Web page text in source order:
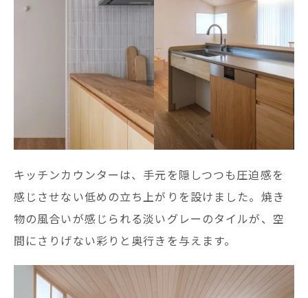
キッチンカウンターは、手元を隠しつつも圧迫感を
感じさせない低めの立ち上がりを設けました。焼き
物の風合いが感じられる淡いグレーのタイルが、空
間にさりげない彩りと奥行きを与えます。